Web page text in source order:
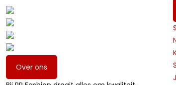
Over ons